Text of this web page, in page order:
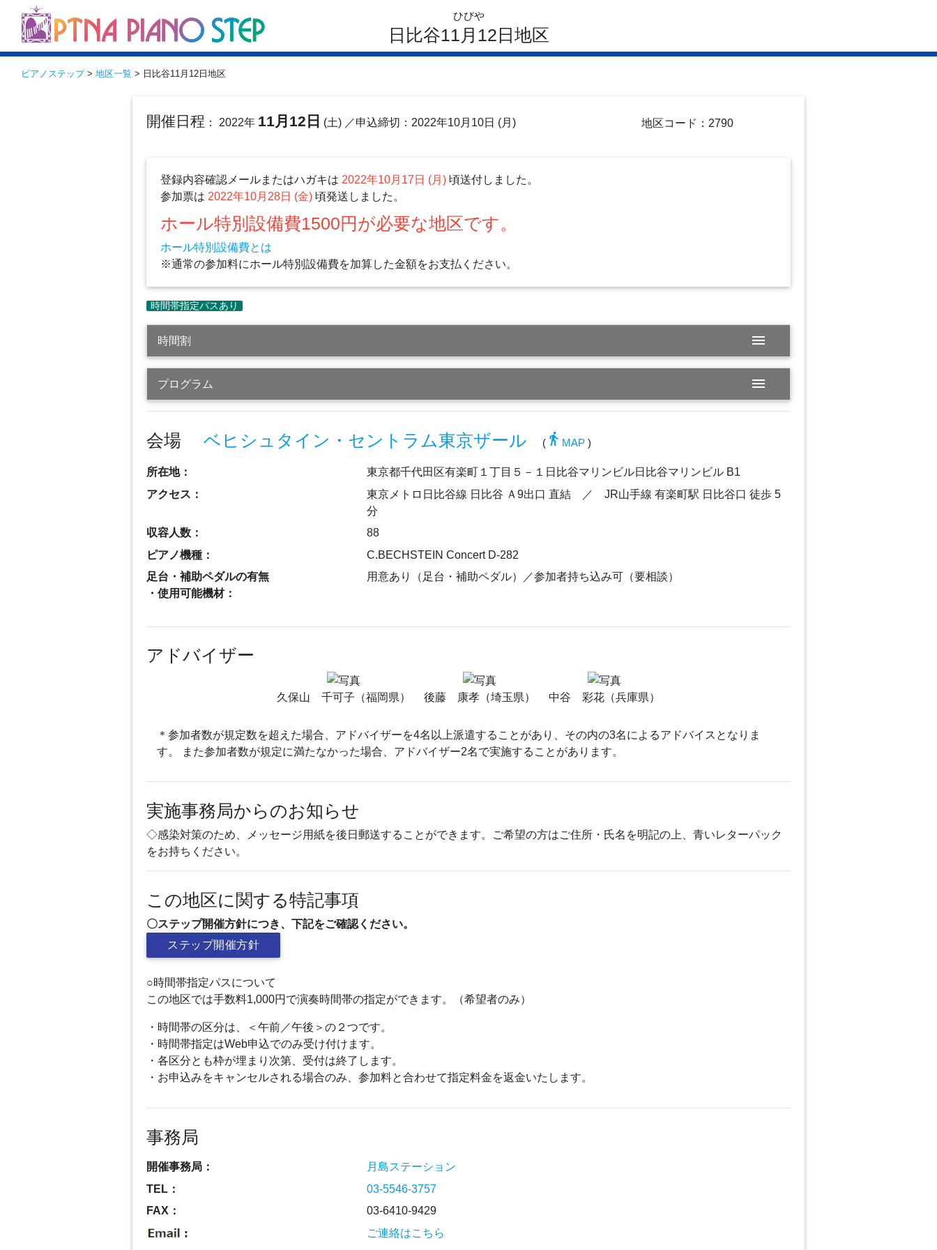
ひびや
日比谷11月12日地区
ピアノステップ> 地区一覧 > 日比谷11月12日地区
開催日程 ： 2022年 11月12日 (土) ／申込締切：2022年10月10日 (月) 地区コード：2790
登録内容確認メールまたはハガキは 2022年10月17日 (月)頃送付しました。
参加票は 2022年10月28日 (金)頃発送しました。
ホール特別設備費1500円が必要な地区です。
ホール特別設備費とは
※通常の参加料にホール特別設備費を加算した金額をお支払ください。
時間割 menu
プログラム menu
会場ベヒシュタイン・セントラム東京ザール ( directions_walk MAP )
所在地：
東京都千代田区有楽町１丁目５－１日比谷マリンビル日比谷マリンビル B1
アクセス：
東京メトロ日比谷線 日比谷 Ａ9出口 直結 ／ JR山手線 有楽町駅 日比谷口 徒歩 5
分
収容人数：
88
ピアノ機種：
C.BECHSTEIN Concert D-282
足台・補助ペダルの有無
・使用可能機材：
用意あり（足台・補助ペダル）／参加者持ち込み可（要相談）
アドバイザー
久保山 千可子（福岡県） 後藤 康孝（埼玉県） 中谷 彩花（兵庫県）
＊参加者数が規定数を超えた場合、アドバイザーを4名以上派遣することがあり、その内の3名によるアドバイスとなりま
す。 また参加者数が規定に満たなかった場合、アドバイザー2名で実施することがあります。
実施事務局からのお知らせ
◇感染対策のため、メッセージ用紙を後日郵送することができます。ご希望の方はご住所・氏名を明記の上、青いレターパック
をお持ちください。
この地区に関する特記事項
〇ステップ開催方針につき、下記をご確認ください。
ステップ開催方針
○時間帯指定パスについて
この地区では手数料1,000円で演奏時間帯の指定ができます。（希望者のみ）
・時間帯の区分は、＜午前／午後＞の２つです。
・時間帯指定はWeb申込でのみ受け付けます。
・各区分とも枠が埋まり次第、受付は終了します。
・お申込みをキャンセルされる場合のみ、参加料と合わせて指定料金を返金いたします。
事務局
開催事務局：
月島ステーション
TEL：
03-5546-3757
FAX：
03-6410-9429
ご連絡はこちら